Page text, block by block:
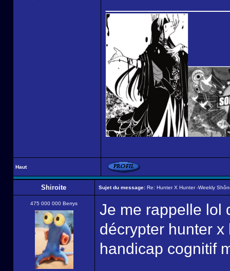
Haut
Shiroite Sujet du message: Re: Hunter X Hunter -Weekly
475 000 000 Berrys
Je me rappelle lol
décrypter hunter
handicap cognitif